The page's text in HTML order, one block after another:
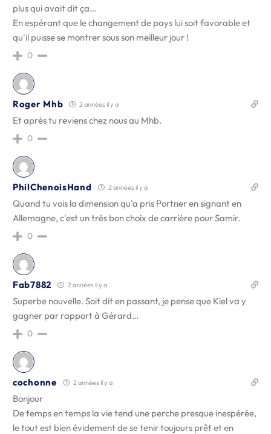
plus qui avait dit ça…
En espérant que le changement de pays lui soit favorable et
qu'il puisse se montrer sous son meilleur jour !
0
Roger Mhb 2 années il y a
Et après tu reviens chez nous au Mhb.
0
PhilChenoisHand 2 années il y a
Quand tu vois la dimension qu'a pris Portner en signant en
Allemagne, c'est un très bon choix de carrière pour Samir.
0
Fab7882 2 années il y a
Superbe nouvelle. Soit dit en passant, je pense que Kiel va y
gagner par rapport à Gérard…
0
cochonne 2 années il y a
Bonjour
De temps en temps la vie tend une perche presque inespérée,
le tout est bien évidement de se tenir toujours prêt et en